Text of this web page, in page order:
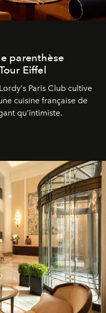
parenthèse
Eiffel
Paris Club cultive
cuisine française de
qu'intimiste.